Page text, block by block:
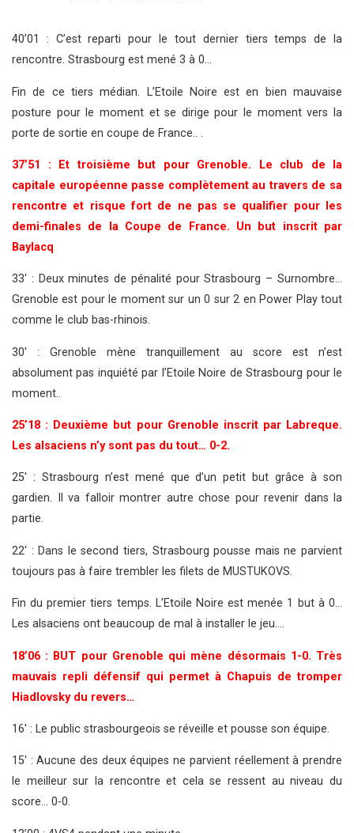
40’01 : C’est reparti pour le tout dernier tiers temps de la
rencontre. Strasbourg est mené 3 à 0…
Fin de ce tiers médian. L’Etoile Noire est en bien mauvaise
posture pour le moment et se dirige pour le moment vers la
porte de sortie en coupe de France.. .
37’51 : Et troisième but pour Grenoble. Le club de la
capitale européenne passe complètement au travers de sa
rencontre et risque fort de ne pas se qualifier pour les
demi-finales de la Coupe de France. Un but inscrit par
Baylacq
33′ : Deux minutes de pénalité pour Strasbourg – Surnombre…
Grenoble est pour le moment sur un 0 sur 2 en Power Play tout
comme le club bas-rhinois.
30′ : Grenoble mène tranquillement au score est n’est
absolument pas inquiété par l’Etoile Noire de Strasbourg pour le
moment..
25’18 : Deuxième but pour Grenoble inscrit par Labreque.
Les alsaciens n’y sont pas du tout… 0-2.
25′ : Strasbourg n’est mené que d’un petit but grâce à son
gardien. Il va falloir montrer autre chose pour revenir dans la
partie.
22′ : Dans le second tiers, Strasbourg pousse mais ne parvient
toujours pas à faire trembler les filets de MUSTUKOVS.
Fin du premier tiers temps. L’Etoile Noire est menée 1 but à 0…
Les alsaciens ont beaucoup de mal à installer le jeu….
18’06 : BUT pour Grenoble qui mène désormais 1-0. Très
mauvais repli défensif qui permet à Chapuis de tromper
Hiadlovsky du revers…
16′ : Le public strasbourgeois se réveille et pousse son équipe.
15′ : Aucune des deux équipes ne parvient réellement à prendre
le meilleur sur la rencontre et cela se ressent au niveau du
score… 0-0.